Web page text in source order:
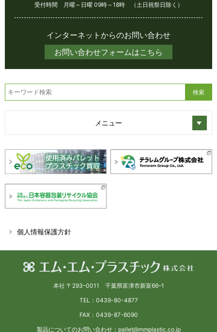
受付時間 月曜～日曜 09時～18時 （土日祝祭日除く）
インターネットからのお問い合わせ
お問い合わせフォームはこちら
メニュー
個人情報保護方針
本社 〒293–0011 千葉県富津市新富66–1
TEL：0439-80-4877
FAX：0439-87-6090
製品についてのお問い合わせ：pallet@mmplastic.co.jp